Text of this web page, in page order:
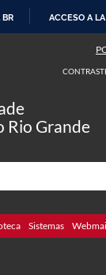
CONTENIDO
ACCESO A
Rio Grande
Sistemas